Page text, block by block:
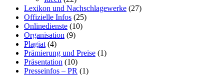
Lexikon und Nachschlagewerke (27)
Offizielle Infos (25)
Onlinedienste (10)
Organisation (9)
Plagiat (4)
Prämierung und Preise (1)
Präsentation (10)
Presseinfos – PR (1)